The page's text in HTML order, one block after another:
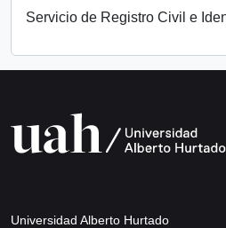
Servicio de Registro Civil e
Universidad Alberto Hurtado